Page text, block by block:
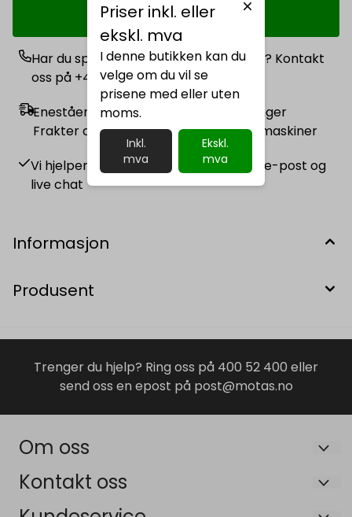
Legg i handlekurv
Har du spørsmål angående produktet? Kontakt
oss på +47 400 52 400
Enestående frakt- og transportløsninger
Frakter alt fra småpakker til anleggsmaskiner
Vi hjelper deg alltid Nå oss på telefon, e-post og
live chat
Informasjon
Produsent
Trenger du hjelp? Ring oss på 400 52 400 eller
send oss en epost på post@motas.no
Om oss
Maskin og Tilhengersenteret AS
Kontakt oss
Om oss
Priser inkl. eller
ekskl. mva
I denne butikken kan du
velge om du vil se
prisene med eller uten
moms.
Inkl.
mva
Ekskl.
mva